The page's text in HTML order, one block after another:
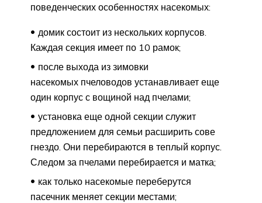
поведенческих особенностях насекомых:
домик состоит из нескольких корпусов.
Каждая секция имеет по 10 рамок;
после выхода из зимовки
насекомых пчеловодов устанавливает еще
один корпус с вощиной над пчелами;
установка еще одной секции служит
предложением для семьи расширить сове
гнездо. Они перебираются в теплый корпус.
Следом за пчелами перебирается и матка;
как только насекомые переберутся
пасечник меняет секции местами;